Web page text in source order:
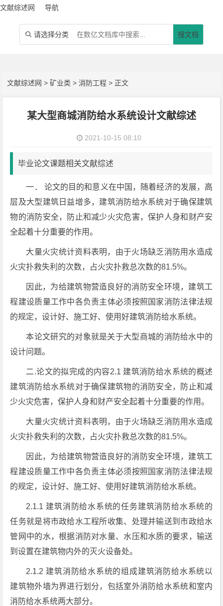
文献综述网 导航
 请选择分类 搜文档
文献综述网 >矿业类 >消防工程 > 正文
某大型商城消防给水系统设计文献综述
2021-10-15 08:10
毕业论文课题相关文献综述
一． 论文的目的和意义在中国，随着经济的发展，高
层及大型建筑日益增多，建筑消防给水系统对于确保建筑
物的消防安全，防止和减少火灾危害，保护人身和财产安
全起着十分重要的作用。
大量火灾统计资料表明，由于火场缺乏消防用水造成
火灾扑救失利的次数，占火灾扑救总次数的81.5%。
因此，为给建筑物营造良好的消防安全环境，建筑工
程建设质量工作中各负责主体必须按照国家消防法律法规
的规定，设计好、施工好、使用好建筑消防给水系统。
本论文研究的对象就是关于大型商城的消防给水中的
设计问题。
二.论文的拟完成的内容2.1 建筑消防给水系统的概述
建筑消防给水系统对于确保建筑物的消防安全，防止和减
少火灾危害，保护人身和财产安全起着十分重要的作用。
大量火灾统计资料表明，由于火场缺乏消防用水造成
火灾扑救失利的次数，占火灾扑救总次数的81.5%。
因此，为给建筑物营造良好的消防安全环境，建筑工
程建设质量工作中各负责主体必须按照国家消防法律法规
的规定，设计好、施工好、使用好建筑消防给水系统。
2.1.1 建筑消防给水系统的任务建筑消防给水系统的
任务就是将市政给水工程所收集、处理并输送到市政给水
管网中的水，根据消防对水量、水压和水质的要求，输送
到设置在建筑物内外的灭火设备处。
2.1.2 建筑消防给水系统的组成建筑消防给水系统以
建筑物外墙为界进行划分，包括室外消防给水系统和室内
消防给水系统两大部分。